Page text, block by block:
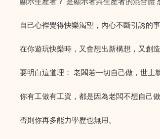
自己心裡覺得快樂渴望，內心不斷引誘的
在你遊玩快樂時，又會想出新構想，又創
要明白這道理： 老闆若一切自己做，世上
你有工做有工資，都是因為老闆不想自己
否則你再多能力學歷也無用。